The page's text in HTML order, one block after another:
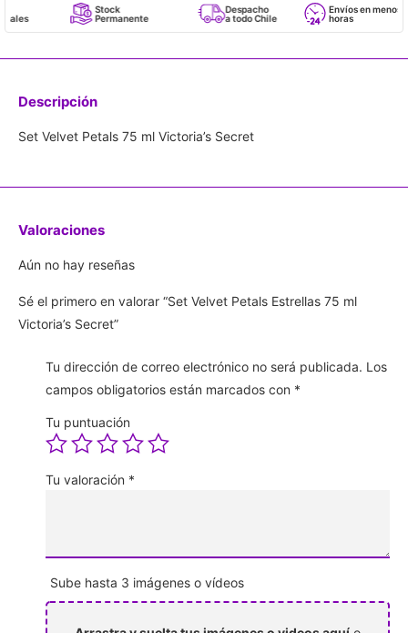
Stock
Permanente
Despacho
a todo Chile
Envíos en menos de 24
horas
Descripción
Set Velvet Petals 75 ml Victoria’s Secret
Valoraciones
Aún no hay reseñas
Sé el primero en valorar “Set Velvet Petals Estrellas 75 ml
Victoria’s Secret”
Tu dirección de correo electrónico no será publicada. Los
campos obligatorios están marcados con *
Tu puntuación
Tu valoración *
Sube hasta 3 imágenes o vídeos